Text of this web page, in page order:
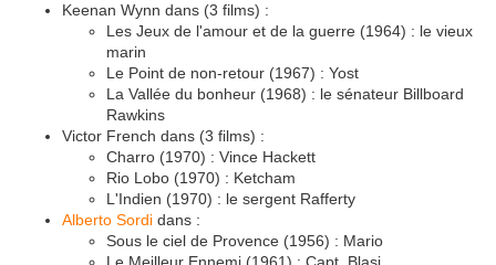
Keenan Wynn dans (3 films) :
Les Jeux de l'amour et de la guerre (1964) : le vieux
marin
Le Point de non-retour (1967) : Yost
La Vallée du bonheur (1968) : le sénateur Billboard
Rawkins
Victor French dans (3 films) :
Charro (1970) : Vince Hackett
Rio Lobo (1970) : Ketcham
L'Indien (1970) : le sergent Rafferty
Alberto Sordi dans :
Sous le ciel de Provence (1956) : Mario